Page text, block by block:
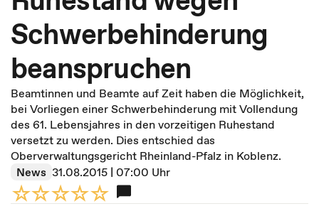
Schwerbehinderung
beanspruchen
Beamtinnen und Beamte auf Zeit haben die Möglichkeit,
bei Vorliegen einer Schwerbehinderung mit Vollendung
des 61. Lebensjahres in den vorzeitigen Ruhestand
versetzt zu werden. Dies entschied das
Oberverwaltungsgericht Rheinland-Pfalz in Koblenz.
News 31.08.2015 | 07:00 Uhr